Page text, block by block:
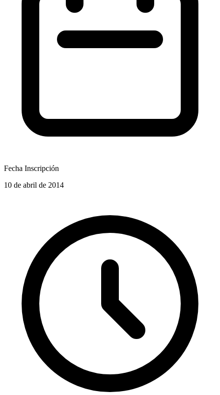
Fecha Inscripción
10 de abril de 2014